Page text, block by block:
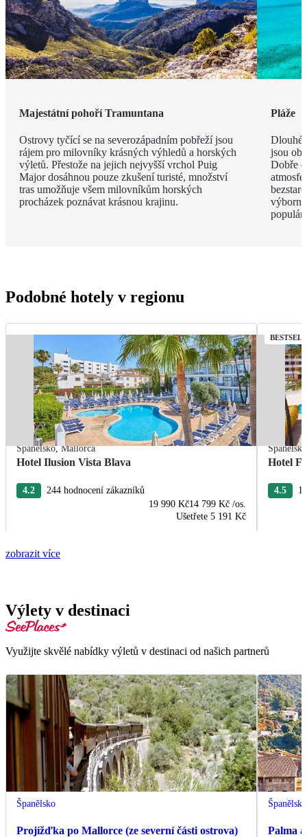
Majestátní pohoří Tramuntana
Ostrovy tyčící se na severozápadním pobřeží jsou
rájem pro milovníky krásných výhledů a horských
výletů. Přestože na jejich nejvyšší vrchol Puig
Major dosáhnou pouze zkušení turisté, množství
tras umožňuje všem milovníkům horských
procházek poznávat krásnou krajinu.
Pláže
Dlouhé
jsou
Dobře
Podobné hotely v regionu
Španělsko,Mallorca
Hotel Ilusion Vista Blava
4.2
244 hodnocení zákazníků
19 990 Kč14 799 Kč /os.
Ušetřete 5 191 Kč
Španělsko
Hotel
4.5
zobrazit více
Výlety v destinaci
Využijte skvělé nabídky výletů v destinaci od našich partnerů
Španělsko
Projížďka po Mallorce (ze severní části ostrova)
Španělsko
Palma